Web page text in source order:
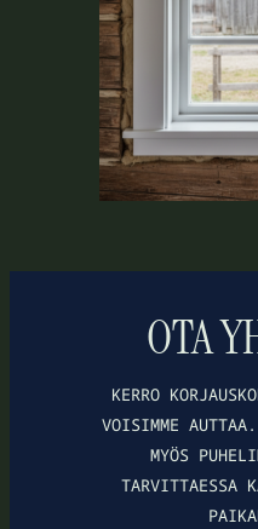
OTA
KERRO
VOISIMME
MYÖS
TARVITTAESSA